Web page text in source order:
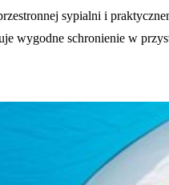
sypialni i
wygodne schronienie w